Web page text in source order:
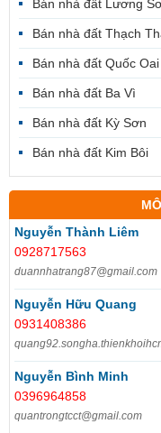
Bán nhà đất Lương
Bán nhà đất Thạch
Bán nhà đất Quốc Oai
Bán nhà đất Ba Vì
Bán nhà đất Kỳ Sơn
Bán nhà đất Kim Bôi
Nguyễn Thành Liêm
0928717563
duannhatrang87@gmail.com
Nguyễn Hữu Quang
0931408386
Nguyễn Bình Minh
0396964858
quantrongtcct@gmail.com